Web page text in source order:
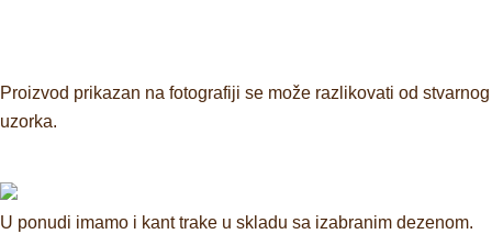
Proizvod prikazan na fotografiji se može razlikovati od stvarnog
uzorka.
U ponudi imamo i kant trake u skladu sa izabranim dezenom.